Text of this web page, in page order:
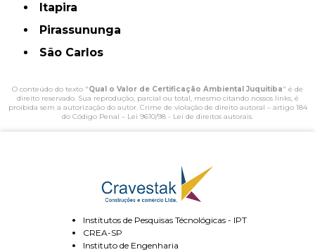
Itapira
Pirassununga
São Carlos
O conteúdo do texto "Qual o Valor de Certificação Ambiental Juquitiba" é de
direito reservado. Sua reprodução, parcial ou total, mesmo citando nossos links, é
proibida sem a autorização do autor. Crime de violação de direito autoral – artigo 184
do Código Penal – Lei 9610/98 - Lei de direitos autorais.
Institutos de Pesquisas Técnológicas - IPT
CREA-SP
Instituto de Engenharia